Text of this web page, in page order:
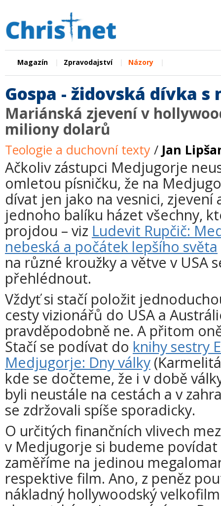
Magazín Zpravodajství Názory
Gospa - židovská dívka
Mariánská zjevení v
miliony dolarů
Teologie a duchovní texty / Jan
Ačkoliv zástupci Medjugorje
omletou písničku, že na
dívat jen jako na vesnici, zjevení
jednoho balíku házet všechny,
projdou – viz Ludevit Rupčič:
nebeská a počátek lepšího světa
na různé kroužky a větve v USA
přehlédnout.
Vždyť si stačí položit
cesty vizionářů do USA a
pravděpodobně ne. A přitom
Stačí se podívat do knihy sestry
Medjugorje: Dny války
kde se dočteme, že i v době
byli neustále na cestách a v
se zdržovali spíše sporadicky.
O určitých finančních vlivech
v Medjugorje si budeme povídat
zaměříme na jedinou
respektive film. Ano, z peněz
nákladný hollywoodský